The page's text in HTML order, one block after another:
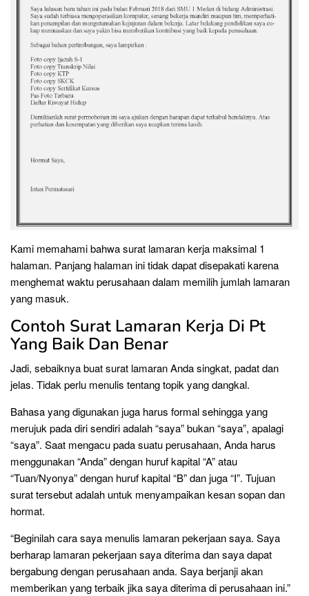
Kami memahami bahwa surat lamaran kerja maksimal 1
halaman. Panjang halaman ini tidak dapat disepakati karena
menghemat waktu perusahaan dalam memilih jumlah lamaran
yang masuk.
Contoh Surat Lamaran Kerja Di Pt
Yang Baik Dan Benar
Jadi, sebaiknya buat surat lamaran Anda singkat, padat dan
jelas. Tidak perlu menulis tentang topik yang dangkal.
Bahasa yang digunakan juga harus formal sehingga yang
merujuk pada diri sendiri adalah “saya” bukan “saya”, apalagi
“saya”. Saat mengacu pada suatu perusahaan, Anda harus
menggunakan “Anda” dengan huruf kapital “A” atau
“Tuan/Nyonya” dengan huruf kapital “B” dan juga “I”. Tujuan
surat tersebut adalah untuk menyampaikan kesan sopan dan
hormat.
“Beginilah cara saya menulis lamaran pekerjaan saya. Saya
berharap lamaran pekerjaan saya diterima dan saya dapat
bergabung dengan perusahaan anda. Saya berjanji akan
memberikan yang terbaik jika saya diterima di perusahaan ini.”